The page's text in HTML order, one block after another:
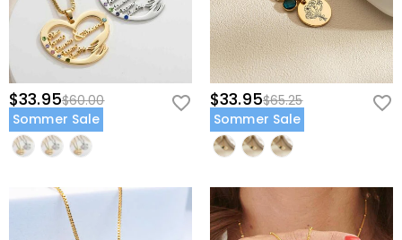
$33.95$60.00
Sommer Sale
$33.95$65.25
Sommer Sale